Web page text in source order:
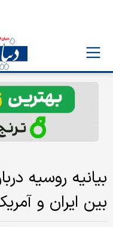
بیانیه روسیه
بین ایران و